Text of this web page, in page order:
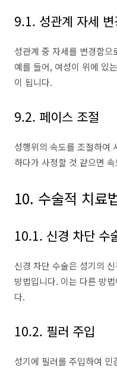
9.1. 성관계 자세 변
성관계 중 자세를 변경함
예를 들어, 여성이 위에 있
이 됩니다.
9.2. 페이스 조절
성행위의 속도를 조절하여
하다가 사정할 것 같으면
10. 수술적 치료
10.1. 신경 차단 수
신경 차단 수술은 성기의
방법입니다. 이는 다른 방
다.
10.2. 필러 주입
성기에 필러를 주입하여